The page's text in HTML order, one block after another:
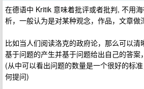
在德语中 Kritik 意味着批评或者批判, 不用
析，一般认为是对某种观念，作品，文章做
比如当人们阅读洛克的政府论，那么可以
基于问题的产生并基于问题给出自己的答
(从中可以看出问题的数量是一个很好的标
何提问)